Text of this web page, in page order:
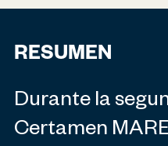
RESUMEN
Durante la
Certamen